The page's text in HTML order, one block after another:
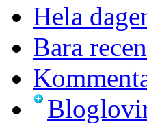
Hela
Bara